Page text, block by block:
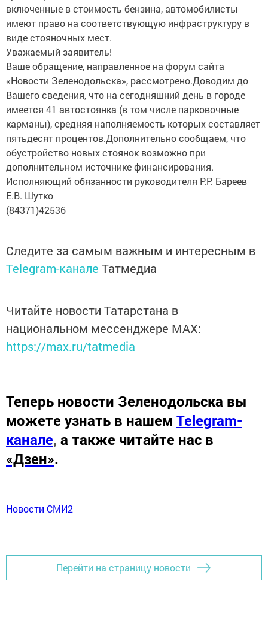
включенные в стоимость бензина, автомобилисты
имеют право на соответствующую инфраструктуру в
виде стояночных мест.
Уважаемый заявитель!
Ваше обращение, направленное на форум сайта
«Новости Зеленодольска», рассмотрено.Доводим до
Вашего сведения, что на сегодняшний день в городе
имеется 41 автостоянка (в том числе парковочные
карманы), средняя наполняемость которых составляет
пятьдесят процентов.Дополнительно сообщаем, что
обустройство новых стоянок возможно при
дополнительном источнике финансирования.
Исполняющий обязанности руководителя Р.Р. Бареев
Е.В. Шутко
(84371)42536
Следите за самым важным и интересным в
Telegram-канале Татмедиа
Читайте новости Татарстана в
национальном мессенджере MАХ:
https://max.ru/tatmedia
Теперь новости Зеленодольска вы
можете узнать в нашем Telegram-
канале, а также читайте нас в
«Дзен».
Новости СМИ2
Перейти на страницу новости